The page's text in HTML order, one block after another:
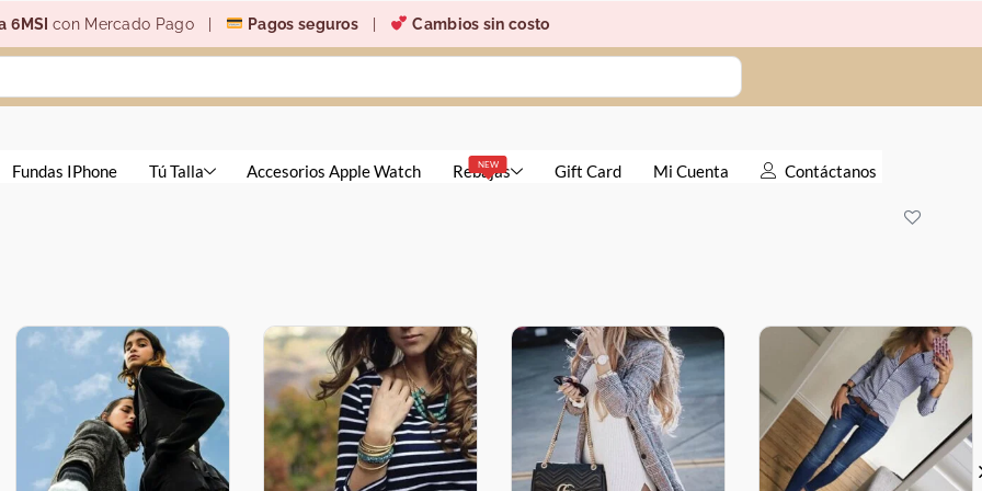
6MSIcon Mercado Pago | Pagos seguros Cambios sin costo
Fundas IPhone Tú Talla Accesorios Apple Watch NEW
Rebajas Gift Card Mi Cuenta Contáctanos